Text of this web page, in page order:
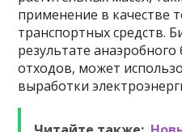
применение в качестве
транспортных средств.
результате
отходов, может
выработки